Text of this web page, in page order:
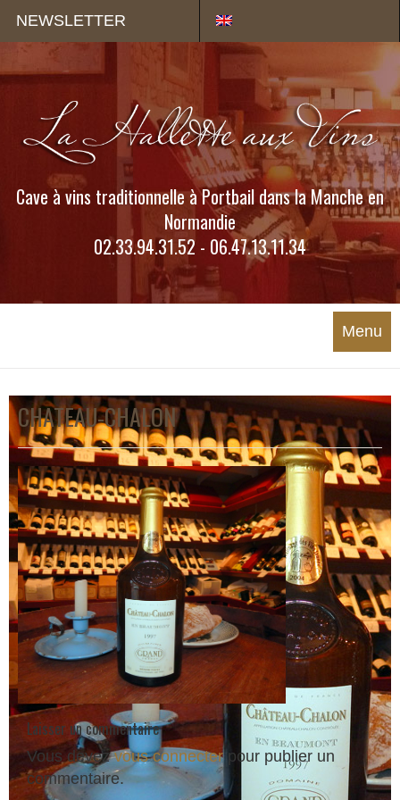
NEWSLETTER
Cave à vins traditionnelle à Portbail dans la Manche en
Normandie
02.33.94.31.52 - 06.47.13.11.34
Menu
CHATEAU-CHALON
Laisser un commentaire
Vous devezvous connecterpour publier un
commentaire.
Panneau de gestion des cookies